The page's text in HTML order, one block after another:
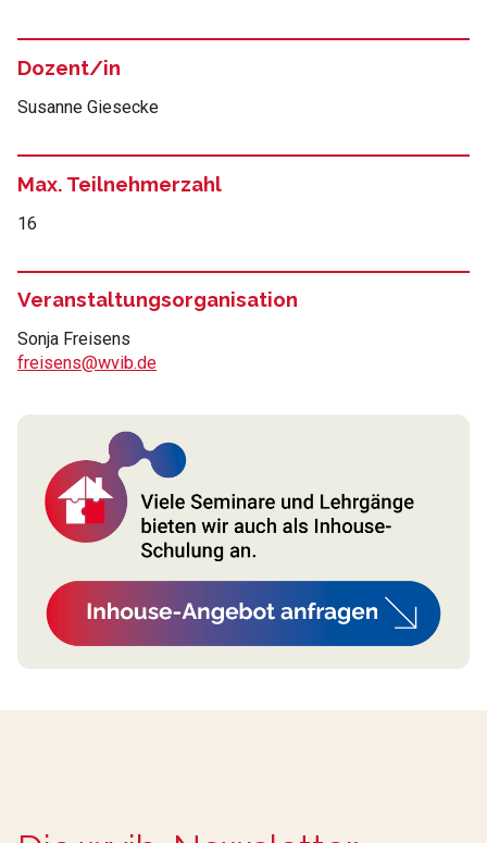
Dozent/in
Susanne Giesecke
Max. Teilnehmerzahl
16
Veranstaltungsorganisation
Sonja Freisens
freisens@wvib.de